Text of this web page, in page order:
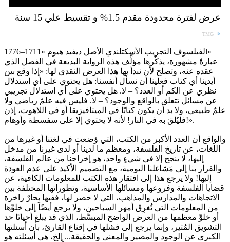
عرض لفترة محدودة مقدم 1.5% و تقسيط علي 15 سنة
TMG
لفيلسوف التجريب الأسكتلندي الأصل ديفيد هيوم «1711–1776l»
عبارةٌ مشهورة، يذكُرها مؤلِّف هذه الرواية البديعة في الفصل الذي
عقده عنه، وتصلح لأن نبدأ بها هذا العرض النقدي لها: «إذا وقع بين
أيدينا أي كتاب فعلينا أن نسأل أنفسنا: هل يحتوي على أي استدلال
نظري عن الكم أو العدد؟ – لا. هل يحتوي على أي استدلال تجريبي
عن مسائل تتعلق بالواقع والوجود؟ – لا. فليس فيه علمٌ رياضي ولا
علمٌ طبيعي، ولا بد أن يكون كتابًا في الميتافيزيقا أو في اللاهوت، إذن
فليُلقَ به في النار! لأنه لا يحتوي إلا على سفسطة وأوهام!».
والواقع أن العدد الأكبر من الكتب، التي وُضعت في لغتنا أو غيرها من
اللغات، عن تاريخ الفلسفة، ومعظم ما لدينا أو لدى غيرنا من مدخل
إليها، لا ينجح إلا في شيءٍ واحد، هو إخراجنا من عالم الفلسفة،
والفرار بنا إلى مَشاغلنا اليومية، مع التصميم الأكيد على عدم العودة
إليها! ولا يرجع هذا إلى افتقار هذه الكتب للمعلومات الكافية، عن
قضايا الفلسفة وفروعها ومسائلها الأساسية، وتطوراتها المختلفة بين
الاتجاهات والمدارس والمذاهب، التي لا حصر لها، ففيها بِحارٌ زاخرة
من المعلومات التي تُغرِق أمهر السباحين، ولا يرجع أيضًا إلى خلوِّها
أو خلوِّ معظمها من العرض الواضح المبسَّط، الذي قد يبلغ أحيانًا حد
التشويق المُثير، وإنما يرجع إلى فشلها في إقناع القارئ، بأن أسئلتها
الكبرى عن الوجود والمصير والمعنى والحقيقة... إلخ، هي أسئلته هو